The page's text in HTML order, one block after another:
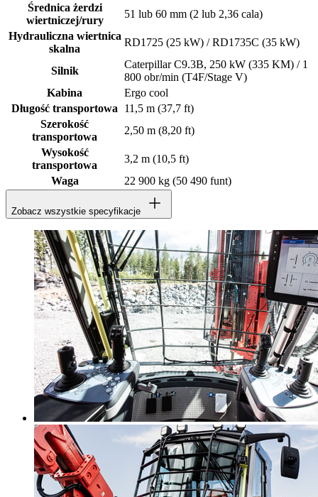
Średnica żerdzi
wiertniczej/rury
51 lub 60 mm (2 lub 2,36 cala)
Hydrauliczna wiertnica
skalna
RD1725 (25 kW) / RD1735C (35 kW)
Silnik
Caterpillar C9.3B, 250 kW (335 KM) / 1
800 obr/min (T4F/Stage V)
Kabina
Ergo cool
Długość transportowa
11,5 m (37,7 ft)
Szerokość
transportowa
2,50 m (8,20 ft)
Wysokość
transportowa
3,2 m (10,5 ft)
Waga
22 900 kg (50 490 funt)
Zobacz wszystkie specyfikacje